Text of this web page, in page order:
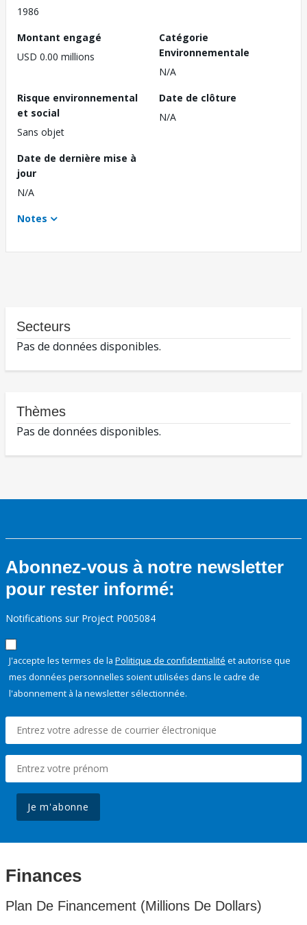
1986
Montant engagé
USD 0.00 millions
Catégorie
Environnementale
N/A
Risque environnemental
et social
Sans objet
Date de clôture
N/A
Date de dernière mise à
jour
N/A
Notes
Secteurs
Pas de données disponibles.
Thèmes
Pas de données disponibles.
Abonnez-vous à notre newsletter
pour rester informé:
Notifications sur Project P005084
J'accepte les termes de la Politique de confidentialité et autorise que
mes données personnelles soient utilisées dans le cadre de
l'abonnement à la newsletter sélectionnée.
Je m'abonne
Finances
Plan De Financement (Millions De Dollars)